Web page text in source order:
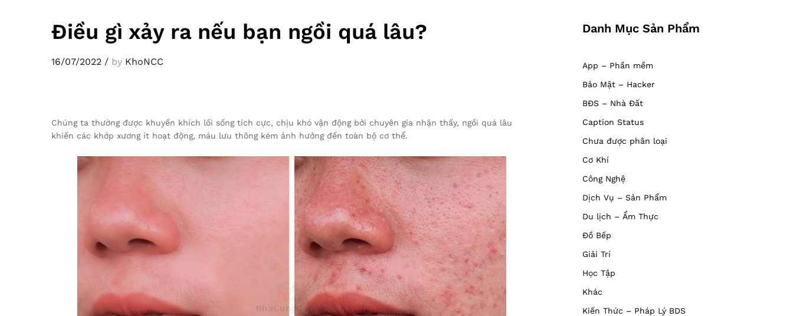
Điều gì xảy ra nếu bạn ngồi quá lâu?
16/07/2022 / by KhoNCC
Chúng ta thường được khuyến khích lối sống tích cực, chịu khó vận động bởi chuyên gia nhận thấy, ngồi quá lâu
khiến các khớp xương ít hoạt động, máu lưu thông kém ảnh hưởng đến toàn bộ cơ thể.
Danh Mục Sản Phẩm
App – Phần mềm
Bảo Mật – Hacker
BĐS – Nhà Đất
Caption Status
Chưa được phân loại
Cơ Khí
Công Nghệ
Dịch Vụ – Sản Phẩm
Du lịch – Ẩm Thực
Đồ Bếp
Giải Trí
Học Tập
Khác
Kiến Thức – Pháp Lý BDS